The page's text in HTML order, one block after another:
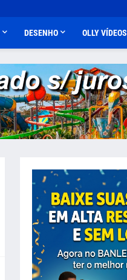
DESENHO OLLY VÍDEOS